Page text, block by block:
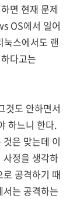
면 현재 문제
OS에서 일어
스에서도 랜
다고는
것도 안하면서
하느니 한다.
은 맞는데 이
정을 생각하
공격하기 때
는 공격하는